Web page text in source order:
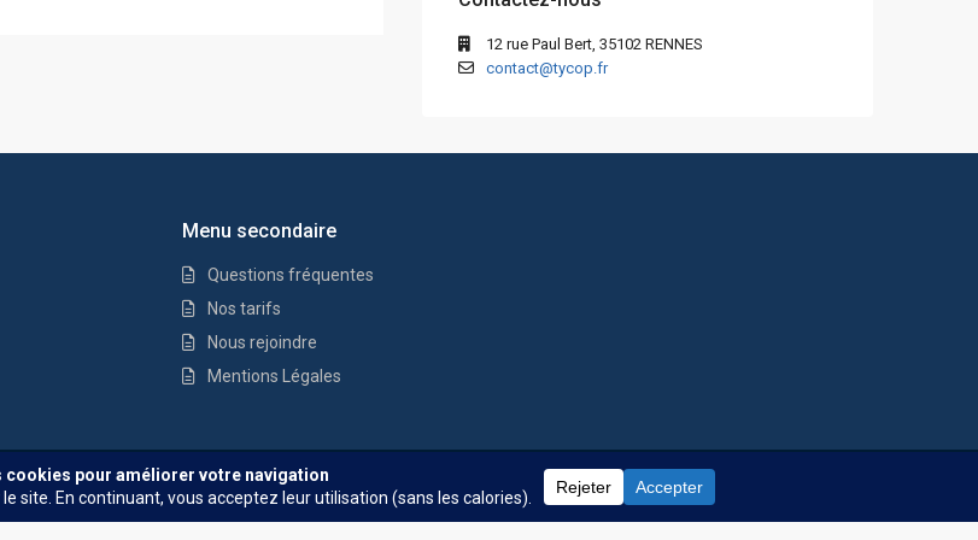
12 rue Paul Bert, 35102 RENNES
contact@tycop.fr
Menu secondaire
Questions fréquentes
Nos tarifs
Nous rejoindre
Mentions Légales
Nos tarifsNous rejoindre